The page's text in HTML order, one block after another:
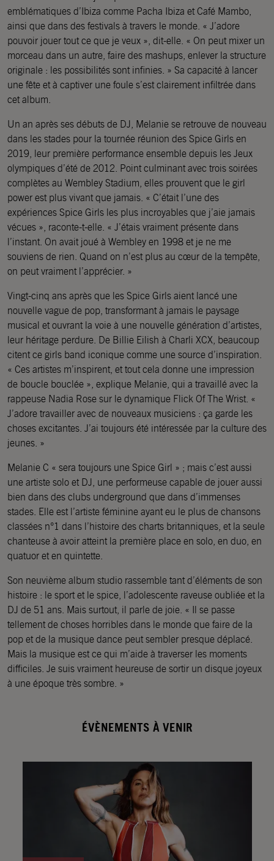
emblématiques d’Ibiza comme Pacha Ibiza et Café Mambo,
ainsi que dans des festivals à travers le monde. « J’adore
pouvoir jouer tout ce que je veux », dit-elle. « On peut mixer un
morceau dans un autre, faire des mashups, enlever la structure
originale : les possibilités sont infinies. » Sa capacité à lancer
une fête et à captiver une foule s’est clairement infiltrée dans
cet album.
Un an après ses débuts de DJ, Melanie se retrouve de nouveau
dans les stades pour la tournée réunion des Spice Girls en
2019, leur première performance ensemble depuis les Jeux
olympiques d’été de 2012. Point culminant avec trois soirées
complètes au Wembley Stadium, elles prouvent que le girl
power est plus vivant que jamais. « C’était l’une des
expériences Spice Girls les plus incroyables que j’aie jamais
vécues », raconte-t-elle. « J’étais vraiment présente dans
l’instant. On avait joué à Wembley en 1998 et je ne me
souviens de rien. Quand on n’est plus au cœur de la tempête,
on peut vraiment l’apprécier. »
Vingt-cinq ans après que les Spice Girls aient lancé une
nouvelle vague de pop, transformant à jamais le paysage
musical et ouvrant la voie à une nouvelle génération d’artistes,
leur héritage perdure. De Billie Eilish à Charli XCX, beaucoup
citent ce girls band iconique comme une source d’inspiration.
« Ces artistes m’inspirent, et tout cela donne une impression
de boucle bouclée », explique Melanie, qui a travaillé avec la
rappeuse Nadia Rose sur le dynamique Flick Of The Wrist. «
J’adore travailler avec de nouveaux musiciens : ça garde les
choses excitantes. J’ai toujours été intéressée par la culture des
jeunes. »
Melanie C « sera toujours une Spice Girl » ; mais c’est aussi
une artiste solo et DJ, une performeuse capable de jouer aussi
bien dans des clubs underground que dans d’immenses
stades. Elle est l’artiste féminine ayant eu le plus de chansons
classées n°1 dans l’histoire des charts britanniques, et la seule
chanteuse à avoir atteint la première place en solo, en duo, en
quatuor et en quintette.
Son neuvième album studio rassemble tant d’éléments de son
histoire : le sport et le spice, l’adolescente raveuse oubliée et la
DJ de 51 ans. Mais surtout, il parle de joie. « Il se passe
tellement de choses horribles dans le monde que faire de la
pop et de la musique dance peut sembler presque déplacé.
Mais la musique est ce qui m’aide à traverser les moments
difficiles. Je suis vraiment heureuse de sortir un disque joyeux
à une époque très sombre. »
ÉVÈNEMENTS À VENIR